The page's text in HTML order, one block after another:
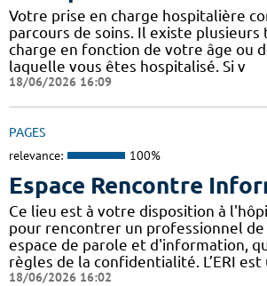
Votre prise en charge hospitalière
parcours de soins. Il existe plusieurs
charge en fonction de votre âge ou
laquelle vous êtes hospitalisé. Si v
18/06/2026 16:09
PAGES
relevance: 100%
Espace Rencontre
Ce lieu est à votre disposition à
pour rencontrer un professionnel de
espace de parole et d'information,
règles de la confidentialité. L’ERI est
18/06/2026 16:02